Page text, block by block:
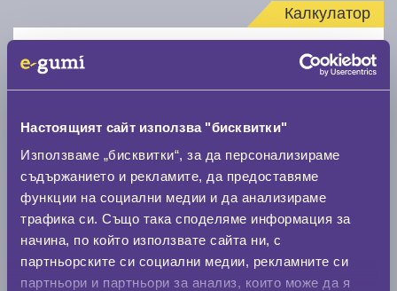
Настоящият сайт използва "бисквитки"
Използваме „бисквитки“, за да персонализираме
съдържанието и рекламите, да предоставяме
функции на социални медии и да анализираме
трафика си. Също така споделяме информация за
начина, по който използвате сайта ни, с
партньорските си социални медии, рекламните си
партньори и партньори за анализ, които може да я
Калкулатор
Нов размер